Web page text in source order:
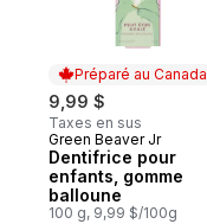
Préparé au Canada
9,99 $
Taxes en sus
Préparé au Canada
Green Beaver Jr
Dentifrice pour
enfants, gomme
balloune
100 g, 9,99 $/100g